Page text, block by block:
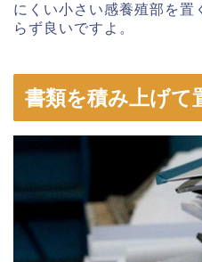
にくい小さい感養殖部を置
らず良いですよ。
書類を積み上げて